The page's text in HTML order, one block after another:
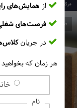
حقوقی
صفحه اصلی دوره‌ها
از همایش‌های
فرصت‌های
در جریان
هر زمان که
نام